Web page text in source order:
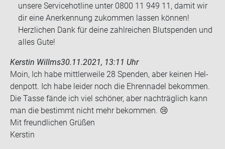
unsere Servicehotline unter 0800 11 949 11, damit wir
dir eine Anerkennung zukommen lassen können!
Herzlichen Dank für deine zahlreichen Blutspenden und
alles Gute!
Kerstin Willms30.11.2021, 13:11 Uhr
Moin, Ich habe mitt­ler­wei­le 28 Spen­den, aber kei­nen Hel­
den­pott. Ich habe lei­der noch die Eh­ren­na­del be­kom­men.
Die Tasse fände ich viel schö­ner, aber nach­träg­lich kann
man die be­stimmt nicht mehr be­kom­men. 😢
Mit freund­li­chen Grü­ßen
Kers­tin